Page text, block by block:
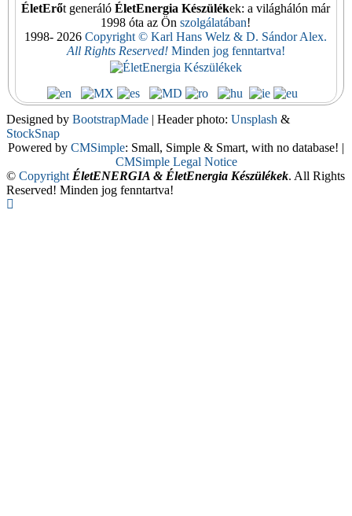
ÉletErőt generálóÉletEnergia Készülékek: a világhálón már
1998 óta az Önszolgálatában!
1998- 2026Copyright © Karl Hans Welz & D. Sándor Alex.
All Rights Reserved!Minden jog fenntartva!
Designed by BootstrapMade | Header photo: Unsplash &
StockSnap
Powered by CMSimple: Small, Simple & Smart, with no database! |
CMSimple Legal Notice
© Copyright ÉletENERGIA & ÉletEnergia Készülékek. All Rights
Reserved! Minden jog fenntartva!